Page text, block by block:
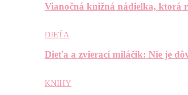
Vianočná knižná nádielka, ktorá
DIEŤA
Dieťa a zvierací miláčik: Nie je
KNIHY